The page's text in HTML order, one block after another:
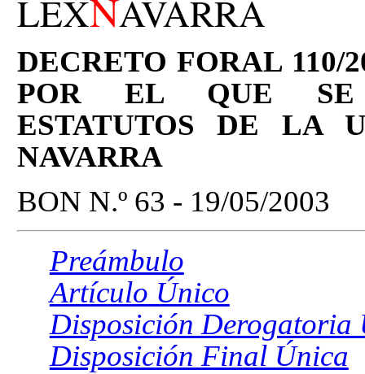
LEXNAVARRA
DECRETO FORAL 110/
POR EL QUE SE
ESTATUTOS DE LA
NAVARRA
BON N.º 63 - 19/05/2003
Preámbulo
Artículo Único
Disposición Derogatoria
Disposición Final Única